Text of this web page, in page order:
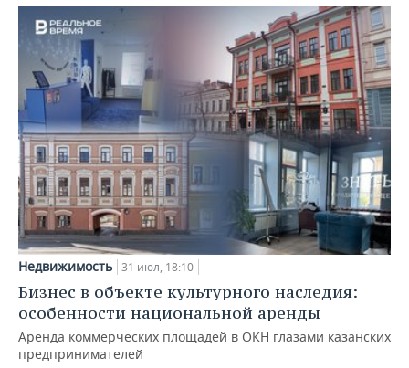
Недвижимость 31 июл, 18:10
Бизнес в объекте культурного наследия:
особенности национальной аренды
Аренда коммерческих площадей в ОКН глазами казанских
предпринимателей